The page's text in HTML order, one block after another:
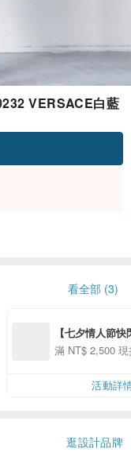
VERSACE白藍
看全部 (3)
【七夕情人節
用 APP 購買任
00 現折 NT$100
滿 NT$ 2,500
活動詳
逛設計品牌